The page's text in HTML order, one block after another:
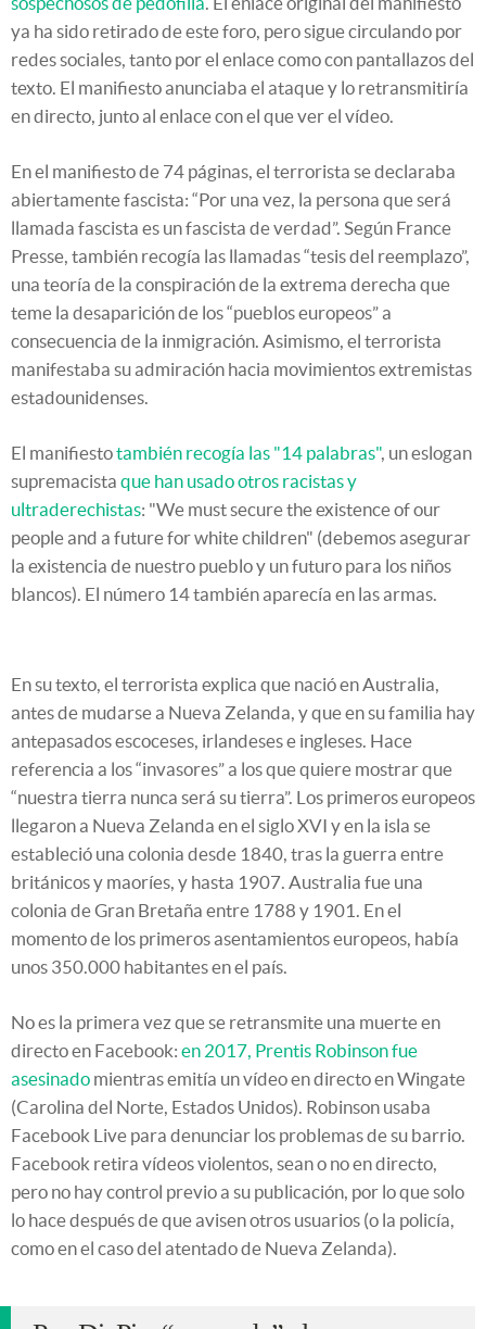
ya ha sido retirado de este foro, pero sigue circulando por
redes sociales, tanto por el enlace como con pantallazos del
texto. El manifiesto anunciaba el ataque y lo retransmitiría
en directo, junto al enlace con el que ver el vídeo.
En el manifiesto de 74 páginas, el terrorista se declaraba
abiertamente fascista: “Por una vez, la persona que será
llamada fascista es un fascista de verdad”. Según France
Presse, también recogía las llamadas “tesis del reemplazo”,
una teoría de la conspiración de la extrema derecha que
teme la desaparición de los “pueblos europeos” a
consecuencia de la inmigración. Asimismo, el terrorista
manifestaba su admiración hacia movimientos extremistas
estadounidenses.
El manifiestotambién recogía las "14 palabras", un eslogan
supremacista que han usado otros racistas y
ultraderechistas: "We must secure the existence of our
people and a future for white children" (debemos asegurar
la existencia de nuestro pueblo y un futuro para los niños
blancos). El número 14 también aparecía en las armas.
En su texto, el terrorista explica que nació en Australia,
antes de mudarse a Nueva Zelanda, y que en su familia hay
antepasados escoceses, irlandeses e ingleses. Hace
referencia a los “invasores” a los que quiere mostrar que
“nuestra tierra nunca será su tierra”. Los primeros europeos
llegaron a Nueva Zelanda en el siglo XVI y en la isla se
estableció una colonia desde 1840, tras la guerra entre
británicos y maoríes, y hasta 1907. Australia fue una
colonia de Gran Bretaña entre 1788 y 1901. En el
momento de los primeros asentamientos europeos, había
unos 350.000 habitantes en el país.
No es la primera vez que se retransmite una muerte en
directo en Facebook: en 2017, Prentis Robinson fue
asesinado mientras emitía un vídeo en directo en Wingate
(Carolina del Norte, Estados Unidos). Robinson usaba
Facebook Live para denunciar los problemas de su barrio.
Facebook retira vídeos violentos, sean o no en directo,
pero no hay control previo a su publicación, por lo que solo
lo hace después de que avisen otros usuarios (o la policía,
como en el caso del atentado de Nueva Zelanda).